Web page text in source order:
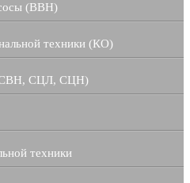
(ВВН)
техники (КО)
(СВН, СЦЛ, СЦН)
техники